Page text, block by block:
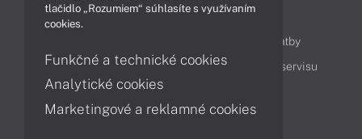
Obsah
Možnosti doručenia a platby
Podpora a servis
Servisné služby Cenník servisu
Kontakty
tlačidlo „Rozumiem“ súhlasíte s využívaním
cookies.
Funkčné a technické cookies
Analytické cookies
Marketingové a reklamné cookies